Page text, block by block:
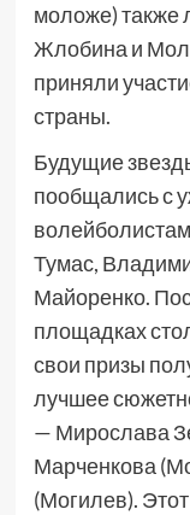
моложе) также
Жлобина и
приняли
страны.
Будущие
пообщались с
Тумас,
Майоренко.
площадках
свои призы
лучшее
— Мирослава
Марченкова
(Могилев).